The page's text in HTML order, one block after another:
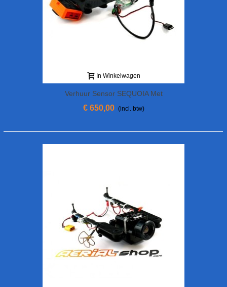
In Winkelwagen
Verhuur Sensor SEQUOIA Met
Ondersteuning Voor Phantom 3/4/4 Pro
€ 650,00 (incl. btw)